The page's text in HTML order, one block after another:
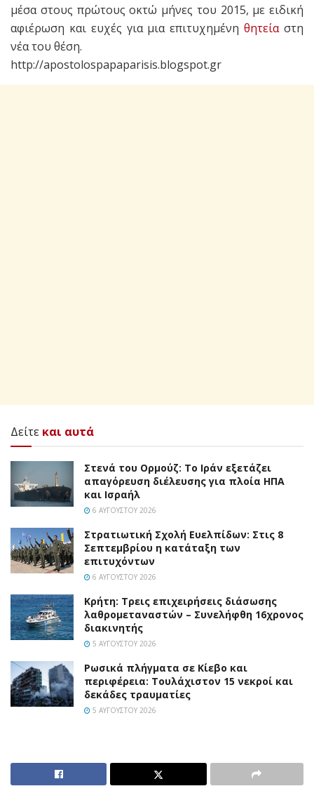
μέσα στους πρώτους οκτώ μήνες του 2015, με ειδική
αφιέρωση και ευχές για μια επιτυχημένηθητείαστη
νέα του θέση.
http://apostolospapaparisis.blogspot.gr
Δείτε και αυτά
Στενά του Ορμούζ: Το Ιράν εξετάζει
απαγόρευση διέλευσης για πλοία ΗΠΑ
και Ισραήλ
6 ΑΥΓΟΎΣΤΟΥ 2026
Στρατιωτική Σχολή Ευελπίδων: Στις 8
Σεπτεμβρίου η κατάταξη των
επιτυχόντων
6 ΑΥΓΟΎΣΤΟΥ 2026
Κρήτη: Τρεις επιχειρήσεις διάσωσης
λαθρομεταναστών – Συνελήφθη 16χρονος
διακινητής
5 ΑΥΓΟΎΣΤΟΥ 2026
Ρωσικά πλήγματα σε Κίεβο και
περιφέρεια: Τουλάχιστον 15 νεκροί και
δεκάδες τραυματίες
5 ΑΥΓΟΎΣΤΟΥ 2026